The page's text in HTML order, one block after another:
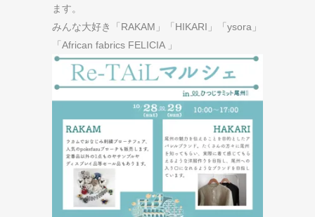
ます。
みんな大好き「RAKAM」「HIKARI」「ysora」
「African fabrics FELICIA 」